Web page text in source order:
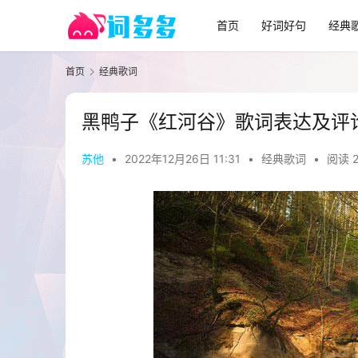
首页 好词好句 经典
首页 经典歌词
黑鸭子《红河谷》歌词表达及评
苏他 • 2022年12月26日 11:31 • 经典歌词 • 阅读